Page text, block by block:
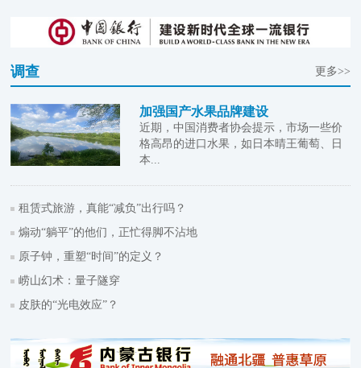
调查 更多>>
加强国产水果品牌建设
近期，中国消费者协会提示，市场一些价
格高昂的进口水果，如日本晴王葡萄、日
本...
租赁式旅游，真能“减负”出行吗？
煽动“躺平”的他们，正忙得脚不沾地
原子钟，重塑“时间”的定义？
崂山幻术：量子隧穿
皮肤的“光电效应”？